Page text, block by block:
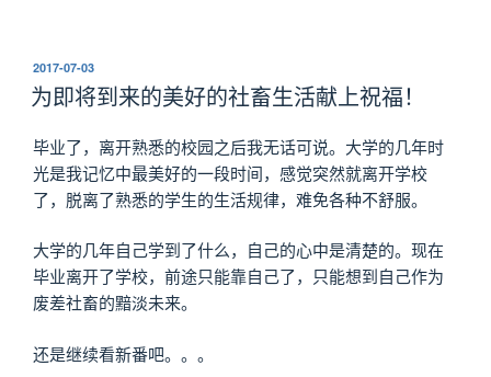
动
吧…”
发
布
于
2017-07-03
为即将到来的美好的社畜生活献上祝福！
毕业了，离开熟悉的校园之后我无话可说。大学的几年时
光是我记忆中最美好的一段时间，感觉突然就离开学校
了，脱离了熟悉的学生的生活规律，难免各种不舒服。
大学的几年自己学到了什么，自己的心中是清楚的。现在
毕业离开了学校，前途只能靠自己了，只能想到自己作为
废差社畜的黯淡未来。
还是继续看新番吧。。。